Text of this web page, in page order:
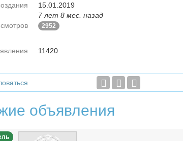
15.01.2019
7 лет 8 мес. назад
2952
11420
объявления